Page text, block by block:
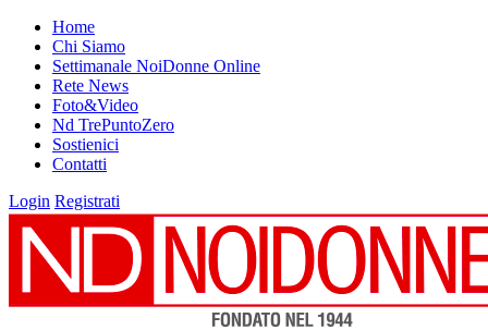
Home
Chi Siamo
Settimanale NoiDonne Online
Rete News
Foto&Video
Nd TrePuntoZero
Sostienici
Contatti
Login Registrati